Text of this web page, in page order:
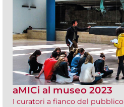
aMICi al museo 2023
I curatori a fianco del pubblico